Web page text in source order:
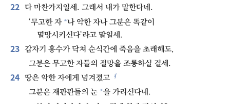
22 다 마찬가지일세. 그래서 내가 말한다네.
‘무고한 자 *나 악한 자나 그분은 똑같이
멸망시키신다’라고 말일세.
23 갑자기 홍수가 닥쳐 순식간에 죽음을 초래해도,
그분은 무고한 자들의 절망을 조롱하실 걸세.
24 땅은 악한 자에게 넘겨졌고 ㅕ
그분은 재판관들의 눈 *을 가리신다네.